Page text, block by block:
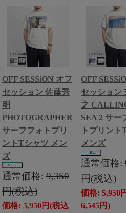
OFF SESSiON オフ
セッション 佐藤秀
明
PHOTOGRAPHER
サーフフォトプリ
ントTシャツ メン
ズ
通常価格: 9,350
円(税込)
価格: 5,950円(税込
OFF
セッション
之
SEA 2 サー
トプリント
メンズ
通常価格:
円(税込)
価格: 5,950
6,545円)